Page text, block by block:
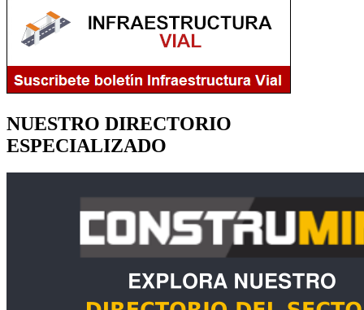
NUESTRO DIRECTORIO
ESPECIALIZADO